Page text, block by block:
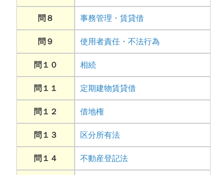
問８ 事務管理・賃貸借
問９ 使用者責任・不法行為
問１０ 相続
問１１ 定期建物賃貸借
問１２ 借地権
問１３ 区分所有法
問１４ 不動産登記法